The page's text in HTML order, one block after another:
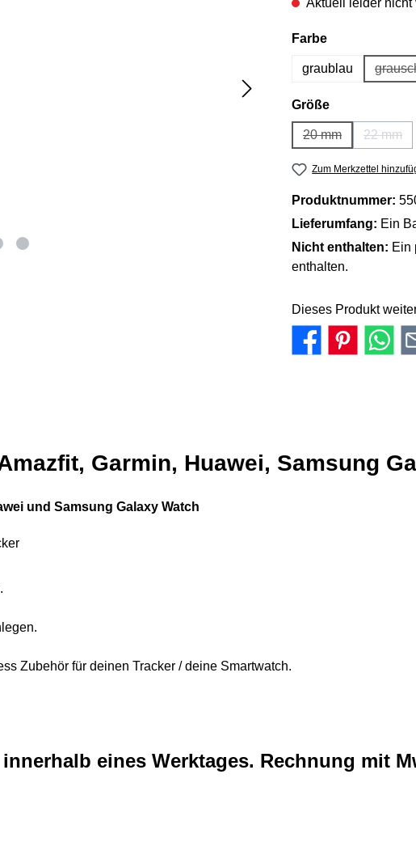
Aktuell leider nicht
Farbeauswählen
graublau
Größeauswählen
20 mm
(Diese Option ist
22 mm
Zum Merkzettel
Produktnummer:
Lieferumfang: Ein
Nicht enthalten: Ein
enthalten.
Dieses Produkt
Garmin, Huawei, Samsung
und Samsung Galaxy Watch
Zubehör für deinen Tracker / deine Smartwatch.
eines Werktages. Rechnung mit